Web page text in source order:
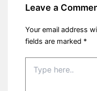
Leave a
Your email address
fields are marked *
here..